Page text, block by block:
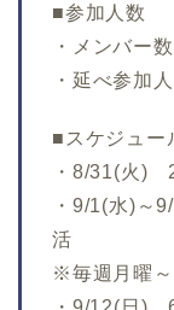
■参加人数
・メンバー
・延べ参加人
■スケジュー
・8/31(火)
・9/1(水)
活
※毎週月曜